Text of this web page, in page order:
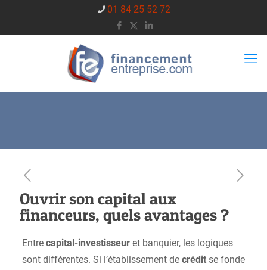
01 84 25 52 72
Ouvrir son capital aux
financeurs, quels avantages ?
Entre capital-investisseuret banquier, les logiques
sont différentes. Si l’établissement de créditse fonde